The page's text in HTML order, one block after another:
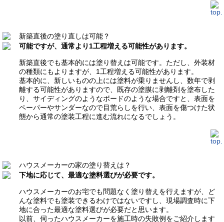
新築直後の塗り直しは可能？
可能ですが、通常より1工程増える可能性があります。
新築直後でも基本的には塗り替えは可能です。ただし、外装材
の種類にもよりますが、1工程増える可能性があります。
基本的に、新しいものの上には塗料が乗りませんし、数年で剥
離する可能性がありますので、既存の塗膜に剥離剤を塗布した
り、サイディングのようなボードのような場合ですと、表面を
ペーパーやサンダーなので目荒らしを行い、表面を傷つけた状
態から通常の塗装工程に進む流れになるでしょう。
ハウスメーカーの家の塗り替えは？
下地に応じて、最適な塗料選びが必要です。
ハウスメーカーのお宅でも問題なく塗り替えを行えますが、ど
んな塗料でも塗装できるわけではないですし、現場調査時に下
地に合った最適な塗料選びが必要だと思います。
以前、伺ったハウスメーカーを施工時の失敗例をご紹介します